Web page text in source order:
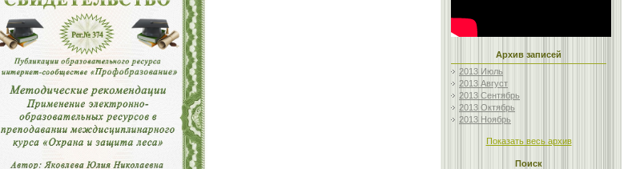
Архив записей
2013 Июль
2013 Август
2013 Сентябрь
2013 Октябрь
2013 Ноябрь
Показать весь архив
Поиск